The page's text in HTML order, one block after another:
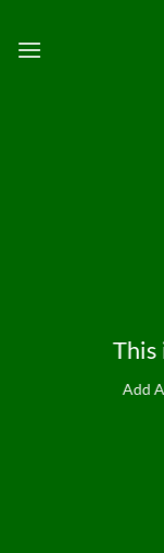
Inhalt
This
Add